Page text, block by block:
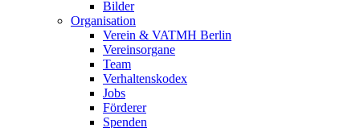
Bilder
Organisation
Verein & VATMH Berlin
Vereinsorgane
Team
Verhaltenskodex
Jobs
Förderer
Spenden